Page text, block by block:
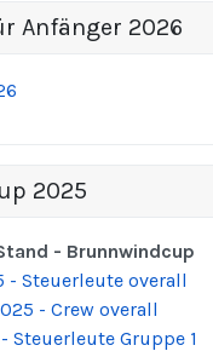
Anfänger 2026
2025
- Brunnwindcup
- Steuerleute overall
- Crew overall
Steuerleute Gruppe 1